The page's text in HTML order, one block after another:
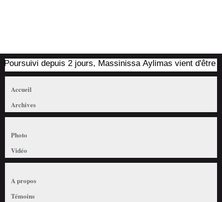
depuis 2 jours, Massinissa Aylimas vient d'être
Accueil
Archives
Photo
Vidéo
A propos
Témoins